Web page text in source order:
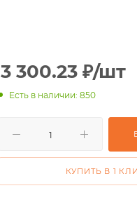
3 300.23 ₽/шт
Есть в наличии: 850
КУПИТЬ В 1